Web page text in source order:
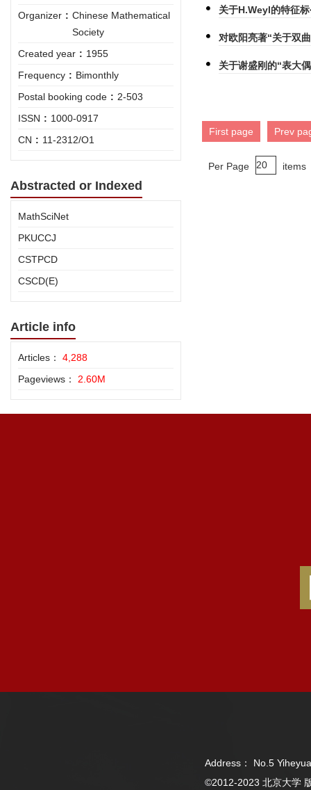
Organizer : Chinese Mathematical
Society
Created year : 1955
Frequency : Bimonthly
Postal booking code : 2-503
ISSN : 1000-0917
CN : 11-2312/O1
Abstracted or Indexed
MathSciNet
PKUCCJ
CSTPCD
CSCD(E)
Article info
Articles： 4,288
Pageviews： 2.60M
关于H.Weyl的特征
对欧阳亮著“关于双
关于谢盛刚的“表大
First page Prev
Per Page items
Address： No.5
©2012-2023 北京大学